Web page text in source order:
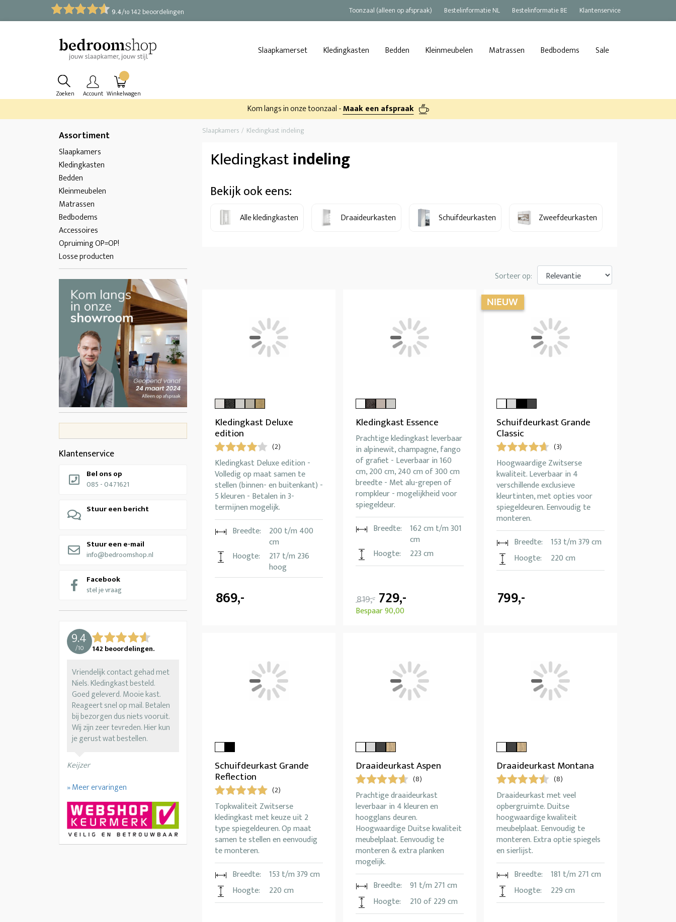
9.4/10 142 beoordelingen Toonzaal (alleen op afspraak) Bestelinformatie NL Bestelinformatie BE Klantenservice
Slaapkamerset Kledingkasten Bedden Kleinmeubelen Matrassen Bedbodems Sale
Zoeken Account Winkelwagen
Kom langs in onze toonzaal -Maak een afspraak
Assortiment
Slaapkamers
Kledingkasten
Bedden
Kleinmeubelen
Matrassen
Bedbodems
Accessoires
Opruiming OP=OP!
Losse producten
Klantenservice
Bel ons op
085 - 0471621
Stuur een bericht
Stuur een e-mail
info@bedroomshop.nl
Facebook
stel je vraag
9.4
/10 142 beoordelingen.
Vriendelijk contact gehad met
Niels. Kledingkast besteld.
Goed geleverd. Mooie kast.
Reageert snel op mail. Betalen
bij bezorgen dus niets vooruit.
Wij zijn zeer tevreden. Hier kun
je gerust wat bestellen.
Keijzer
» Meer ervaringen
Slaapkamers Kledingkast indeling
Kledingkastindeling
Bekijk ook eens:
Alle kledingkasten Draaideurkasten Schuifdeurkasten Zweefdeurkasten
Sorteer op:
Kledingkast Deluxe
edition
(2)
Kledingkast Deluxe edition -
Volledig op maat samen te
stellen (binnen- en buitenkant) -
5 kleuren - Betalen in 3-
termijnen mogelijk.
Breedte:
200 t/m 400
cm
Hoogte:
217 t/m 236
hoog
869,-
Kledingkast Essence
Prachtige kledingkast leverbaar
in alpinewit, champagne, fango
of grafiet - Leverbaar in 160
cm, 200 cm, 240 cm of 300 cm
breedte - Met alu-grepen of
rompkleur - mogelijkheid voor
spiegeldeur.
Breedte:
162 cm t/m 301
cm
Hoogte:
223 cm
819,- 729,-
Bespaar 90,00
Schuifdeurkast Grande
Classic
(3)
Hoogwaardige Zwitserse
kwaliteit. Leverbaar in 4
verschillende exclusieve
kleurtinten, met opties voor
spiegeldeuren. Eenvoudig te
monteren.
Breedte:
153 t/m 379 cm
Hoogte:
220 cm
799,-
Schuifdeurkast Grande
Reflection
(2)
Topkwaliteit Zwitserse
kledingkast met keuze uit 2
type spiegeldeuren. Op maat
samen te stellen en eenvoudig
te monteren.
Breedte:
153 t/m 379 cm
Hoogte:
220 cm
Draaideurkast Aspen
(8)
Prachtige draaideurkast
leverbaar in 4 kleuren en
hoogglans deuren.
Hoogwaardige Duitse kwaliteit
meubelplaat. Eenvoudig te
monteren & extra planken
mogelijk.
Breedte:
91 t/m 271 cm
Hoogte:
210 of 229 cm
Draaideurkast Montana
(8)
Draaideurkast met veel
opbergruimte. Duitse
hoogwaardige kwaliteit
meubelplaat. Eenvoudig te
monteren. Extra optie spiegels
en sierlijst.
Breedte:
181 t/m 271 cm
Hoogte:
229 cm